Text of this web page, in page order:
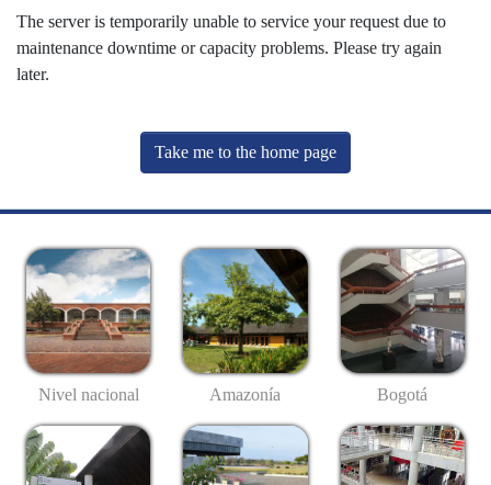
The server is temporarily unable to service your request due to
maintenance downtime or capacity problems. Please try again
later.
Take me to the home page
Nivel nacional Amazonía Bogotá